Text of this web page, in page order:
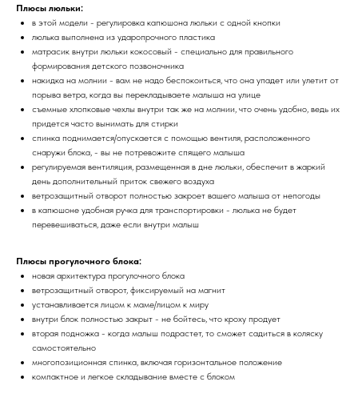
Плюсы люльки:
в этой модели - регулировка капюшона люльки с одной кнопки
люлька выполнена из ударопрочного пластика
матрасик внутри люльки кокосовый - специально для правильного
формирования детского позвоночника
накидка на молнии - вам не надо беспокоиться, что она упадет или улетит от
порыва ветра, когда вы перекладываете малыша на улице
съемные хлопковые чехлы внутри так же на молнии, что очень удобно, ведь их
придется часто вынимать для стирки
спинка поднимается/опускается с помощью вентиля, расположенного
снаружи блока, - вы не потревожите спящего малыша
регулируемая вентиляция, размещенная в дне люльки, обеспечит в жаркий
день дополнительный приток свежего воздуха
ветрозащитный отворот полностью закроет вашего малыша от непогоды
в капюшоне удобная ручка для транспортировки - люлька не будет
перевешиваться, даже если внутри малыш ​​
Плюсы прогулочного блока:
новая архитектура прогулочного блока
ветрозащитный отворот, фиксируемый на магнит
устанавливается лицом к маме/лицом к миру
внутри блок полностью закрыт - не бойтесь, что кроху продует
вторая подножка - когда малыш подрастет, то сможет садиться в коляску
самостоятельно
многопозиционная спинка, включая горизонтальное положение
компактное и легкое складывание вместе с блоком